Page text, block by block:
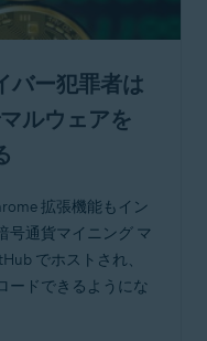
バー犯罪者は
ルウェアを
拡張機能もイン
号通貨マイニング マ
でホストされ、
ードできるようにな